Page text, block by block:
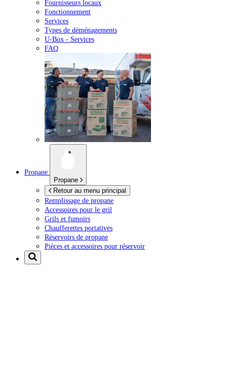
Fournisseurs locaux
Fonctionnement
Services
Types de déménagements
U-Box - Services
FAQ
Propane
Propane
Retour au menu principal
Remplissage de propane
Accessoires pour le gril
Grils et fumoirs
Chaufferettes portatives
Réservoirs de propane
Pièces et accessoires pour réservoir